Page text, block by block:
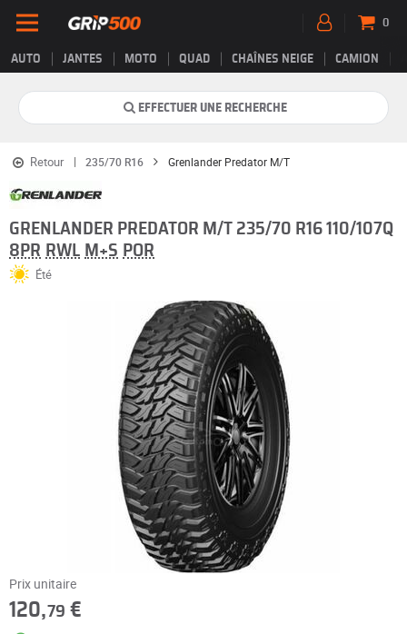
AUTO JANTES MOTO QUAD CHAÎNES NEIGE CAMION
0
EFFECTUER UNE RECHERCHE
Retour 235/70 R16 Grenlander Predator M/T
GRENLANDER PREDATOR M/T 235/70 R16 110/107Q
8PR RWL M+S POR
Été
Prix unitaire
120,79 €